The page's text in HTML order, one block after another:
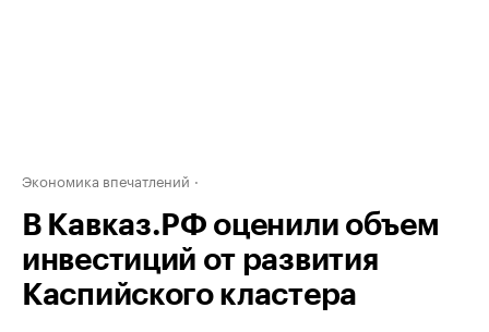
Экономика впечатлений
В Кавказ.РФ оценили объем
инвестиций от развития
Каспийского кластера